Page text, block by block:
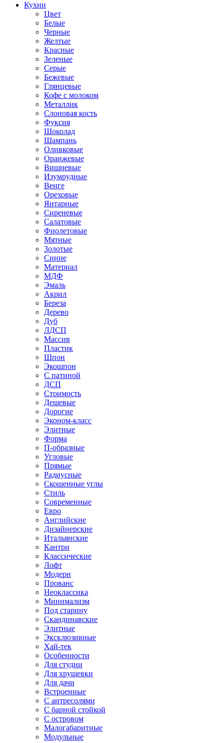
Кухни
Цвет
Белые
Черные
Желтые
Красные
Зеленые
Серые
Бежевые
Глянцевые
Кофе с молоком
Металлик
Слоновая кость
Фуксия
Шоколад
Шампань
Оливковые
Оранжевые
Вишневые
Изумрудные
Венге
Ореховые
Янтарные
Сиреневые
Салатовые
Фиолетовые
Мятные
Золотые
Синие
Материал
МДФ
Эмаль
Акрил
Береза
Дерево
Дуб
ЛДСП
Массив
Пластик
Шпон
Экошпон
С патиной
ДСП
Стоимость
Дешевые
Дорогие
Эконом-класс
Элитные
Форма
П-образные
Угловые
Прямые
Радиусные
Скошенные углы
Стиль
Современные
Евро
Английские
Дизайнерские
Итальянские
Кантри
Классические
Лофт
Модерн
Прованс
Неоклассика
Минимализм
Под старину
Скандинавские
Элитные
Эксклюзивные
Хай-тек
Особенности
Для студии
Для хрущевки
Для дачи
Встроенные
С антресолями
С барной стойкой
С островом
Малогабаритные
Модульные